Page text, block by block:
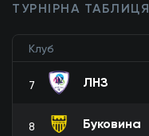
ТУРНІРНА ТАБЛИЦЯ
Клуб
7 ЛНЗ
8 Буковина